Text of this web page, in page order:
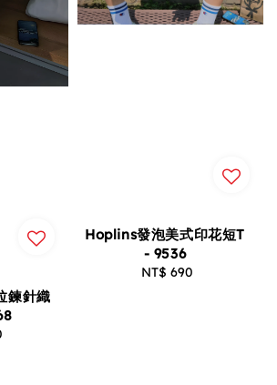
鍊針織
Hoplins發泡美式印花短T
- 9536
Regular
NT$ 690